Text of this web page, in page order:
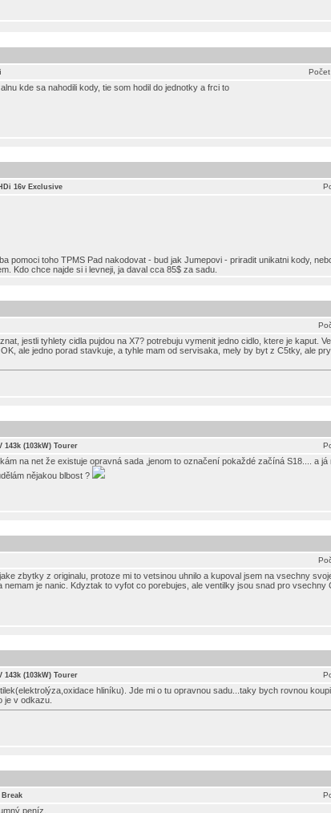
kde sa nahodili kody, tie som hodil do jednotky a frci to
16v Exclusive
pomoci toho TPMS Pad nakodovat - bud jak Jumepovi - priradit unikatni kody,
Kdo chce najde si i levneji, ja daval cca 85$ za sadu.
jestli tyhlety cidla pujdou na X7? potrebuju vymenit jedno cidlo, ktere je kaput.
ale jedno porad stavkuje, a tyhle mam od servisaka, mely by byt z C5tky, ale
143k (103kW) Tourer
na net že existuje opravná sada ,jenom to označení pokaždé začíná S18.... a já
nějakou blbost ?
zbytky z originalu, protoze mi to vetsinou uhnilo a kupoval jsem na vsechny
je nanic. Kdyztak to vyfot co porebujes, ale ventilky jsou snad pro vsechny
143k (103kW) Tourer
hliníku). Jde mi o tu opravnou sadu...taky bych rovnou
je v odkazu.
peníz.